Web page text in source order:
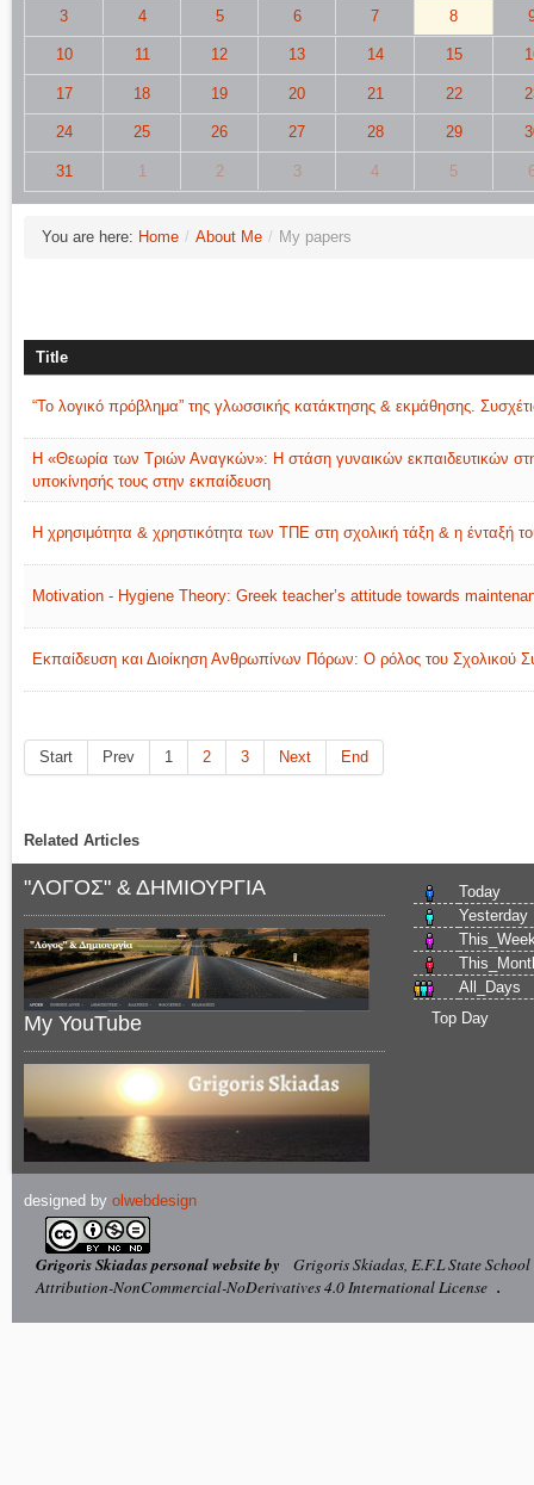
3 4 5 6 7 8
10 11 12 13 14 15
17 18 19 20 21 22
24 25 26 27 28 29
31 1 2 3 4 5
You are here: Home / About Me / My papers
Title
“Το λογικό πρόβλημα” της γλωσσικής κατάκτησης & εκμάθησης.
H «Θεωρία των Τριών Αναγκών»: Η στάση γυναικών εκπαιδευτικών
υποκίνησής τους στην εκπαίδευση
H χρησιμότητα & χρηστικότητα των ΤΠΕ στη σχολική τάξη & η ένταξή
Motivation - Hygiene Theory: Greek teacher’s attitude towards
Εκπαίδευση και Διοίκηση Ανθρωπίνων Πόρων: Ο ρόλος του Σχολικού
Start Prev 1 2 3 Next End
Related Articles
"ΛΟΓΟΣ" & ΔΗΜΙΟΥΡΓΙΑ
My YouTube
Today
Yesterday
All_Days
Top Day
designed by olwebdesign
Grigoris Skiadas personal website by
Grigoris Skiadas, E.F.L State
Attribution-NonCommercial-NoDerivatives 4.0 International License .